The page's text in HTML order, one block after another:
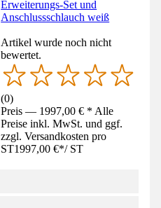
Erweiterungs-Set und
Anschlussschlauch weiß
Artikel wurde noch nicht
bewertet.
(0)
Preis — 1997,00 € * Alle
Preise inkl. MwSt. und ggf.
zzgl. Versandkosten pro
ST1997,00 €*/ ST